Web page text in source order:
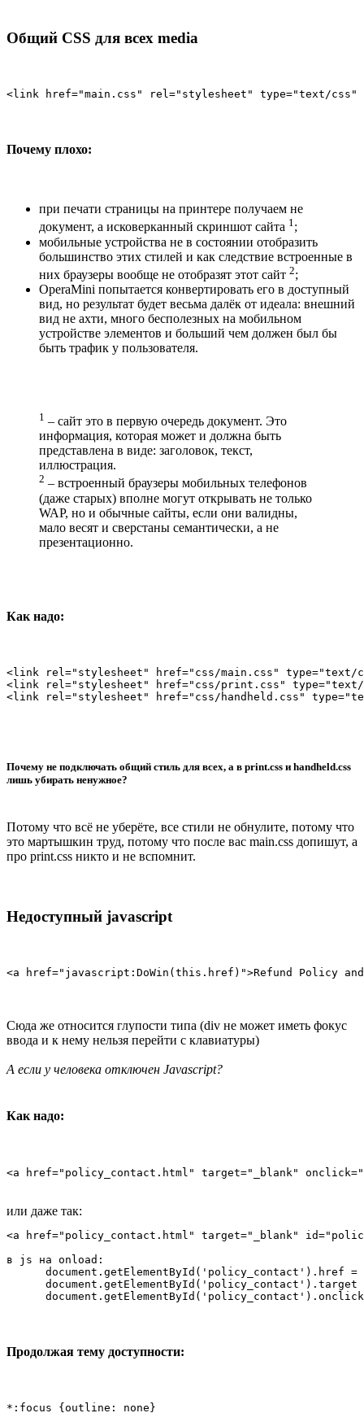
Общий CSS для всех media
<link href="main.css" rel="stylesheet" type="text/css"
Почему плохо:
при печати страницы на принтере получаем не
документ, а исковерканный скриншот сайта 1;
мобильные устройства не в состоянии отобразить
большинство этих стилей и как следствие встроенные в
них браузеры вообще не отобразят этот сайт 2;
OperaMini попытается конвертировать его в доступный
вид, но результат будет весьма далёк от идеала: внешний
вид не ахти, много бесполезных на мобильном
устройстве элементов и больший чем должен был бы
быть трафик у пользователя.
1 – сайт это в первую очередь документ. Это
информация, которая может и должна быть
представлена в виде: заголовок, текст,
иллюстрация.
2 – встроенный браузеры мобильных телефонов
(даже старых) вполне могут открывать не только
WAP, но и обычные сайты, если они валидны,
мало весят и сверстаны семантически, а не
презентационно.
Как надо:
<link rel="stylesheet" href="css/main.css" type="text/
<link rel="stylesheet" href="css/print.css"
<link rel="stylesheet" href="css/handheld.css"
Почему не подключать общий стиль для всех, а в print.css и handheld.css
лишь убирать ненужное?
Потому что всё не уберёте, все стили не обнулите, потому что
это мартышкин труд, потому что после вас main.css допишут, а
про print.css никто и не вспомнит.
Недоступный javascript
<a href="javascript:DoWin(this.href)">Refund Policy
Сюда же относится глупости типа (div не может иметь фокус
ввода и к нему нельзя перейти с клавиатуры)
А если у человека отключен Javascript?
Как надо:
или даже так:
<a href="policy_contact.html" target="_blank"
в js на onload:
document.getElementById('policy_contact').href =
document.getElementById('policy_contact').target
Продолжая тему доступности:
*:focus {outline: none}